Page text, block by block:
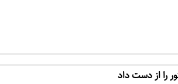
را از دست داد